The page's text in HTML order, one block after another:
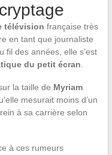
télévision française très
en tant que journaliste
fil des années, elle s’est
du petit écran
la taille de Myriam
mesurait moins d’un
à sa carrière selon
à ces rumeurs